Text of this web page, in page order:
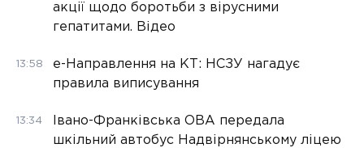
акції щодо боротьби з вірусними
гепатитами. Відео
13:58
е-Направлення на КТ: НСЗУ нагадує
правила виписування
13:34
Івано-Франківська ОВА передала
шкільний автобус Надвірнянському ліцею